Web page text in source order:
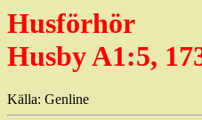
Husförhör
Husby A1:5,
Källa: Genline